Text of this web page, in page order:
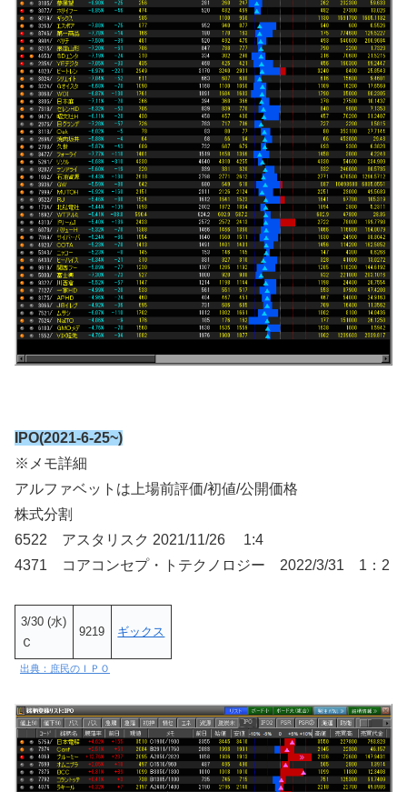
IPO(2021-6-25~)
※メモ詳細
アルファベットは上場前評価/初値/公開価格
株式分割
6522 アスタリスク 2021/11/26 1:4
4371 コアコンセプ・トテクノロジー 2022/3/31 1：2
3/30 (水)
Ｃ
9219 ギックス
出典：庶民のＩＰＯ